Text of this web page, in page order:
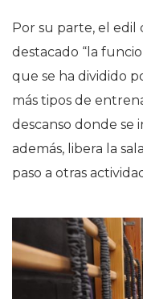
Por su parte, el edil
destacado “la
que se ha dividido
más tipos de
descanso donde se
además, libera la
paso a otras